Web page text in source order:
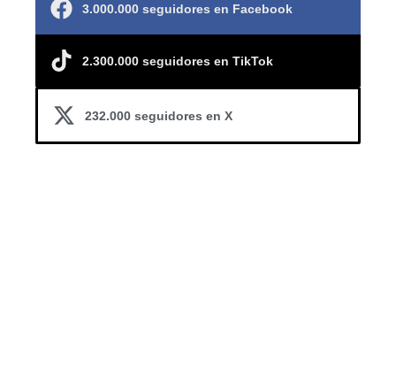
3.000.000 seguidores en Facebook
2.300.000 seguidores en TikTok
232.000 seguidores en X